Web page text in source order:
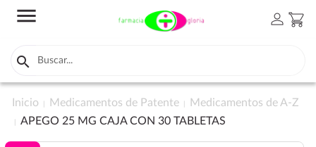
menu person shopping_cart

Inicio Medicamentos de Patente
Medicamentos de A-Z
APEGO 25 MG CAJA CON 30 TABLETAS